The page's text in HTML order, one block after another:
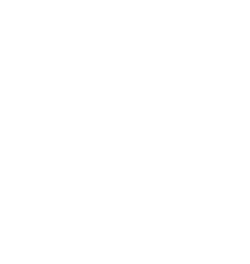
hat.
ein Strafverfahren gegen Sie, wartet die